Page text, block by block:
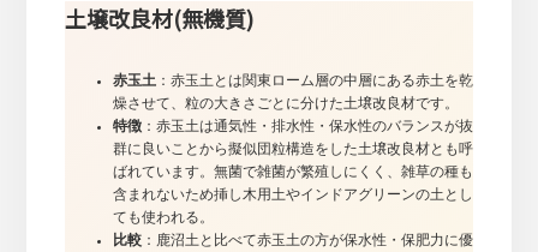
土壌改良材(無機質)
赤玉土 ：赤玉土とは関東ローム層の中層にある赤土を乾
燥させて、粒の大きさごとに分けた土壌改良材です。
特徴：赤玉土は通気性・排水性・保水性のバランスが抜
群に良いことから擬似団粒構造をした土壌改良材とも呼
ばれています。無菌で雑菌が繁殖しにくく、雑草の種も
含まれないため挿し木用土やインドアグリーンの土とし
ても使われる。
比較：鹿沼土と比べて赤玉土の方が保水性・保肥力に優